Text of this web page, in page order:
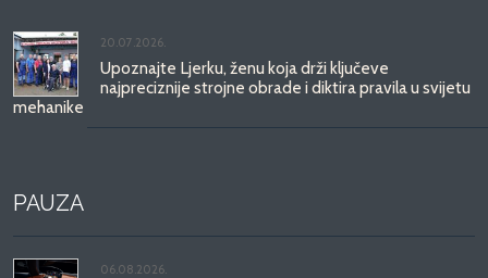
20.07.2026.
Upoznajte Ljerku, ženu koja drži ključeve
najpreciznije strojne obrade i diktira pravila u svijetu
mehanike
PAUZA
06.08.2026.